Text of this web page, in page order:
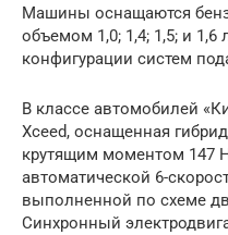
Машины оснащаются
объемом 1,0; 1,4; 1,5; и
конфигурации систем
В классе автомобилей
Xceed, оснащенная
крутящим моментом 147
автоматической 6-
выполненной по схеме
Синхронный